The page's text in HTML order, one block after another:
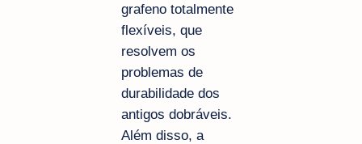
grafeno totalmente
flexíveis, que
resolvem os
problemas de
durabilidade dos
antigos dobráveis.
Além disso, a